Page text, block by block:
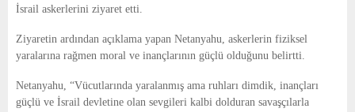
İsrail askerlerini ziyaret etti.
Ziyaretin ardından açıklama yapan Netanyahu, askerlerin fiziksel
yaralarına rağmen moral ve inançlarının güçlü olduğunu belirtti.
Netanyahu, “Vücutlarında yaralanmış ama ruhları dimdik, inançları
güçlü ve İsrail devletine olan sevgileri kalbi dolduran savaşçılarla